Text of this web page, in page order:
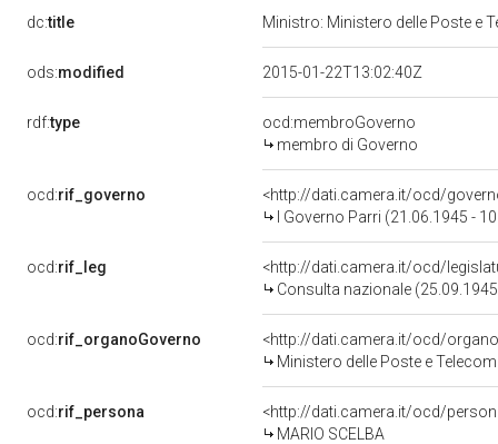
dc:title Ministro: Ministero delle Poste e
ods:modified 2015-01-22T13:02:40Z
rdf:type
ocd:membroGoverno
membro di Governo
ocd:rif_governo
<http://dati.camera.it/ocd/
I Governo Parri (21.06.1945 -
ocd:rif_leg
<http://dati.camera.it/ocd/
Consulta nazionale
ocd:rif_organoGoverno
<http://dati.camera.it/ocd/
Ministero delle Poste e
ocd:rif_persona
<http://dati.camera.it/ocd/
MARIO SCELBA